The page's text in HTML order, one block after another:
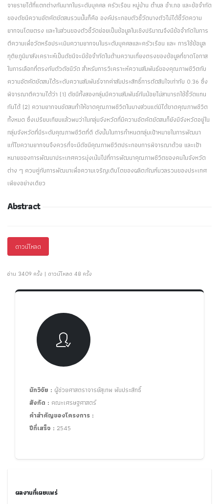
จายรายได้ที่แตกต่างกันมากในระดับบุคคล ครัวเรือน หมู่บ้าน ตำบล อำเภอ และข้อจำกัด
ของดัชนีความอัตคัตขัดสนรวมนั้นก็คือ องค์ประกอบตัวชี้วัดบางตัวไม่ได้ชี้วัดความ
ยากจนโดยตรง และในส่วนของตัวชี้วัดย่อยเป็นข้อมูลในเชิงปริมาณจึงมีข้อจำกัดในการ
ตีความเพื่อวัดหรือประเมินความยากจนในระดับบุคคลและครัวเรือน และ การใช้ข้อมูล
ทุติยภูมิมาสังเคราะห์เป็นดัชนีจะมีข้อจำกัดในด้านความเที่ยงตรงของข้อมูลที่ขาดโอกาส
ในการเลือกที่ตรงกับตัวดัชนีวัด สำหรับการวิเคราะห์ความสัมพันธ์ของคุณภาพชีวิตกับ
ความอัตคัตขัดสนได้ระดับความสัมพันธ์จากค่าสัมประสิทธิ์การตัดสินใจเท่ากับ 0.36 ซึ่ง
พิจารณาตีความได้ว่า (1) ดัชนีทั้งสองกลุ่มมีความสัมพันธ์กันน้อยไม่สามารถใช้ชี้วัดแทน
กันได้ (2) ความยากจนขัดสนทำให้ขาดคุณภาพชีวิตในบางส่วนแต่มิได้ขาดคุณภาพชีวิต
ทั้งหมด ซึ่งเปรียบเทียบแล้วพบว่าในกลุ่มจังหวัดที่มีความอัตคัตขัดสนก็ยังมีจังหวัดอยู่ใน
กลุ่มจังหวัดที่มีระดับคุณภาพชีวิตที่ดี ดังนั้นในการกำหนดกลุ่มเป้าหมายในการพัฒนา
แก้ไขความยากจนจึงควรที่จะมีดัชนีคุณภาพชีวิตประกอบการพิจารณาด้วย และเป้า
หมายของการพัฒนาประเทศควรมุ่งเน้นไปที่การพัฒนาคุณภาพชีวิตของคนในจังหวัด
ต่าง ๆ ควบคู่กับการพัฒนาเพื่อความเจริญเติบโตของผลิตภัณฑ์มวลรวมของประเทศ
เพียงอย่างเดียว
Abstract
ดาวน์โหลด
อ่าน 3409 ครั้ง | ดาวน์โหลด 48 ครั้ง
นักวิจัย : ผู้ช่วยศาสตราจารย์สุเทพ พันประสิทธิ์
สังกัด : คณะเศรษฐศาสตร์
คำสำคัญของโครงการ :
ปีที่เสร็จ : 2545
ผลงานที่เผยแพร่